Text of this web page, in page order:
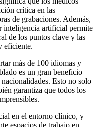
crítica en las
de grabaciones. Además,
inteligencia artificial permite
de los puntos clave y las
eficiente.
más de 100 idiomas y
es un gran beneficio
Esto no solo
garantiza que todos los
en el entorno clínico, y
espacios de trabajo en